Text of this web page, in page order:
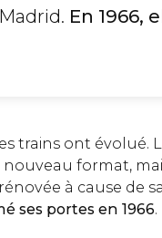
En 1966,
trains ont évolué.
nouveau format,
à cause de
ses portes en 1966.